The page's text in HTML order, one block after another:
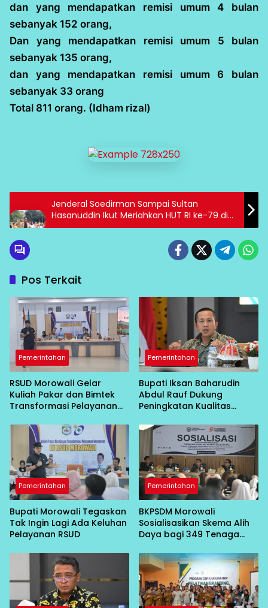
dan yang mendapatkan remisi umum 4 bulan
sebanyak 152 orang,
Dan yang mendapatkan remisi umum 5 bulan
sebanyak 135 orang,
dan yang mendapatkan remisi umum 6 bulan
sebanyak 33 orang
Total 811 orang. (Idham rizal)
Jenderal Soedirman Sampai Sultan
Hasanuddin Ikut Meriahkan HUT RI ke-79 di
IMIP
Pos Terkait
Pemerintahan
RSUD Morowali Gelar
Kuliah Pakar dan Bimtek
Transformasi Pelayanan
Pemerintahan
Bupati Iksan Baharudin
Abdul Rauf Dukung
Peningkatan Kualitas
Morowali
Pemerintahan
Bupati Morowali Tegaskan
Tak Ingin Lagi Ada Keluhan
Pelayanan RSUD
Pemerintahan
BKPSDM Morowali
Sosialisasikan Skema Alih
Daya bagi 349 Tenaga